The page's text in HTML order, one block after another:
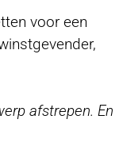
voor een
afstrepen. En